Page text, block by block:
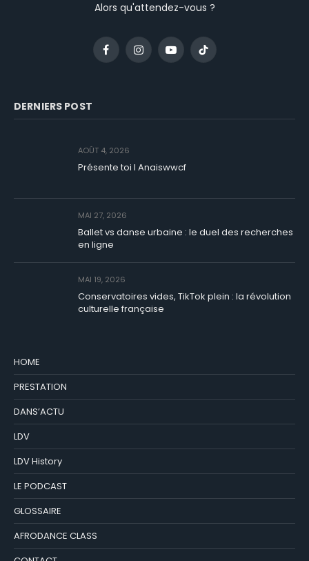
Alors qu'attendez-vous ?
FacebookInstagramYouTubeTikTok
DERNIERS POST
AOÛT 4, 2026
Présente toi I Anaiswwcf
MAI 27, 2026
Ballet vs danse urbaine : le duel des recherches
en ligne
MAI 19, 2026
Conservatoires vides, TikTok plein : la révolution
culturelle française
HOME
PRESTATION
DANS’ACTU
LDV
LDV History
LE PODCAST
GLOSSAIRE
AFRODANCE CLASS